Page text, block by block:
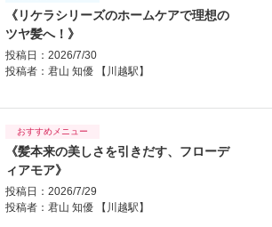
《リケラシリーズのホームケアで理想の
ツヤ髪へ！》
投稿日：2026/7/30
投稿者： 君山 知優 【川越駅】
おすすめメニュー
《髪本来の美しさを引きだす、フローデ
ィアモア》
投稿日：2026/7/29
投稿者： 君山 知優 【川越駅】